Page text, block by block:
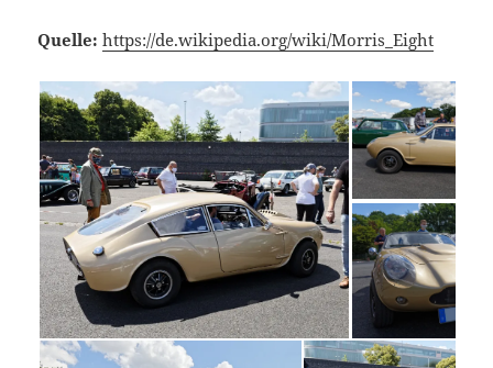
Quelle: https://de.wikipedia.org/wiki/Morris_Eight